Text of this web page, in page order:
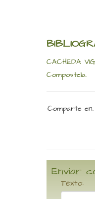
CACHEDA
Compostela.
Comparte en.
Enviar
Texto: